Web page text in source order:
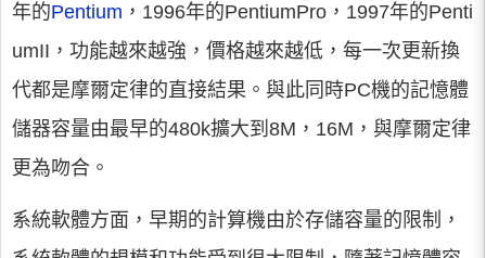
年的Pentium ，1996年的PentiumPro，1997年的Penti
umII，功能越來越強，價格越來越低，每一次更新換
代都是摩爾定律的直接結果。與此同時PC機的記憶體
儲器容量由最早的480k擴大到8M，16M，與摩爾定律
更為吻合。
系統軟體方面，早期的計算機由於存儲容量的限制，